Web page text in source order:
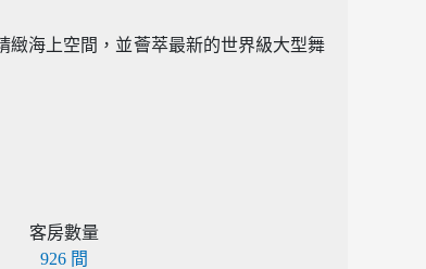
海上空間，並薈萃最新的世界級大型舞
客房數量
926 間